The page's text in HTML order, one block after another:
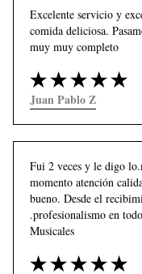
Excelente servicio y
comida deliciosa.
muy muy completo
Juan Pablo Z
Fui 2 veces y le digo
momento atención
bueno. Desde el
.profesionalismo en
Musicales